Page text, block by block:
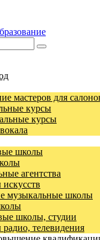
мастеров для
курсы
курсы
школы
агентства
музыкальные школы
школы, студии
телевидения